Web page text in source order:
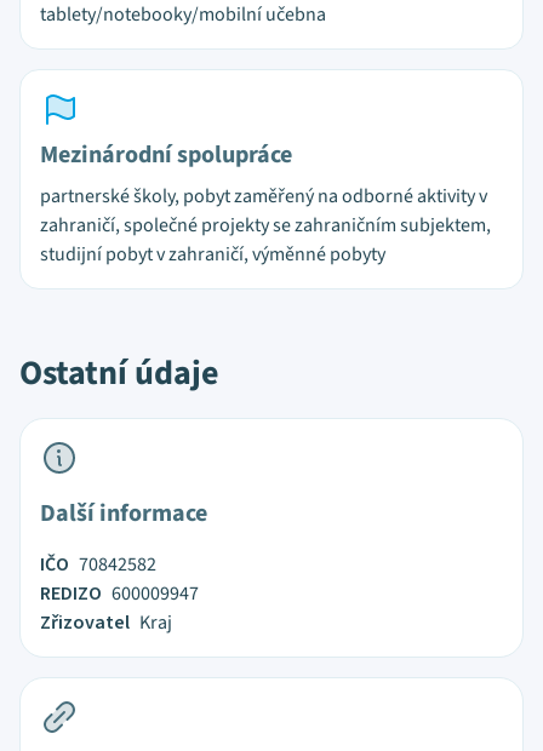
tablety/notebooky/mobilní učebna
Mezinárodní spolupráce
partnerské školy, pobyt zaměřený na odborné aktivity v
zahraničí, společné projekty se zahraničním subjektem,
studijní pobyt v zahraničí, výměnné pobyty
Ostatní údaje
Další informace
IČO 70842582
REDIZO 600009947
Zřizovatel Kraj